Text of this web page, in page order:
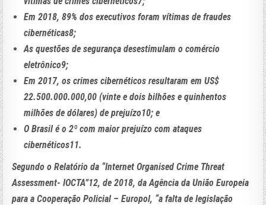
Em 2018, 89% dos executivos foram vítimas de fraudes
cibernéticas8;
As questões de segurança desestimulam o comércio
eletrônico9;
Em 2017, os crimes cibernéticos resultaram em US$
22.500.000.000,00 (vinte e dois bilhões e quinhentos
milhões de dólares) de prejuízo10; e
O Brasil é o 2º com maior prejuízo com ataques
cibernéticos11.
Segundo o Relatório da “Internet Organised Crime Threat
Assessment- IOCTA”12, de 2018, da Agência da União Europeia
para a Cooperação Policial – Europol, “a falta de legislação